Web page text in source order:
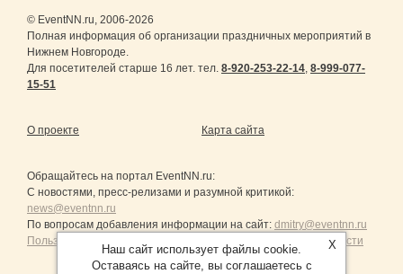
© EventNN.ru, 2006-2026
Полная информация об организации праздничных мероприятий в
Нижнем Новгороде.
Для посетителей старше 16 лет. тел. 8-920-253-22-14, 8-999-077-
15-51
О проекте Карта сайта
Обращайтесь на портал EventNN.ru:
С новостями, пресс-релизами и разумной критикой:
news@eventnn.ru
По вопросам добавления информации на сайт: dmitry@eventnn.ru
Пользовательское Соглашение и политика конфиденциальности
X
Наш сайт использует файлы cookie.
Оставаясь на сайте, вы соглашаетесь с